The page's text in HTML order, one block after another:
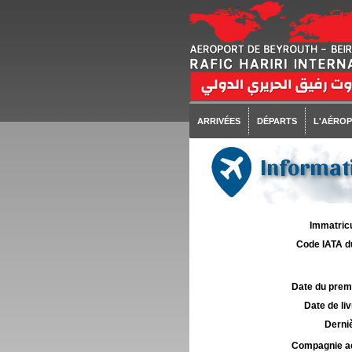
ARRIVÉES DÉPARTS
Code IATA
Date du
Date de
Compagnie